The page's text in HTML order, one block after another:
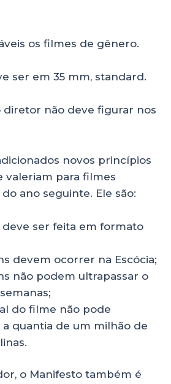
os filmes de gênero.
ser em 35 mm, standard.
diretor não deve figurar nos
novos princípios
valeriam para filmes
ano seguinte. Ele são:
deve ser feita em formato
devem ocorrer na Escócia;
não podem ultrapassar o
do filme não pode
a quantia de um milhão de
o Manifesto também é